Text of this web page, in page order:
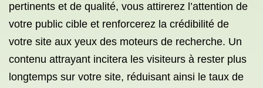
pertinents et de qualité, vous attirerez l’attention de
votre public cible et renforcerez la crédibilité de
votre site aux yeux des moteurs de recherche. Un
contenu attrayant incitera les visiteurs à rester plus
longtemps sur votre site, réduisant ainsi le taux de